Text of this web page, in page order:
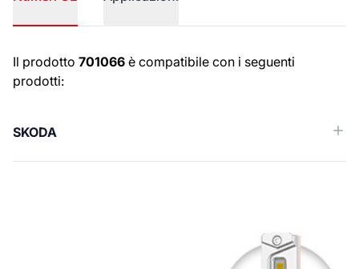
Numeri OE
Il prodotto 701066 è compatibile con i seguenti
prodotti:
SKODA